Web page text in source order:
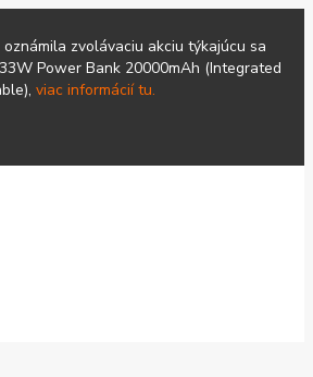
zvolávaciu akciu týkajúcu sa
Power Bank 20000mAh (Integrated
viac informácií tu.